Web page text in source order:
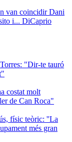
van coincidir Dani
i... DiCaprio
"Dir-te tauró
costat molt
de Can Roca"
físic teòric: ''La
més gran